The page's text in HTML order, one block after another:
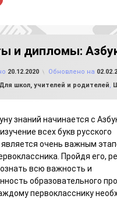
и дипломы:
20.12.2020 Обновлено на
Для школ, учителей и родителей,
знаний начинается с
всех букв русского
очень важным
Пройдя его,
всю важность и
образовательного
первокласснику